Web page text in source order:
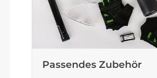
Sattelstütze
KOGA alloy 27.2mm
Passendes Zubehör